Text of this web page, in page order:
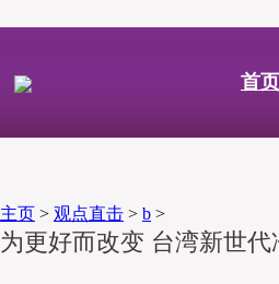
首页
主页 > 观点直击 > b >
为更好而改变 台湾新世